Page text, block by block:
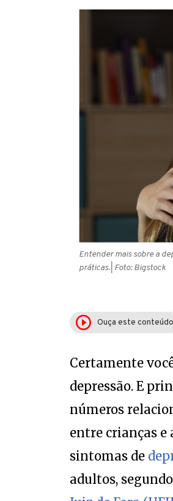
Entender mais sobre a
práticas.| Foto: Bigstock
Ouça este conteúdo
Certamente
depressão. E
números
entre crianças e
sintomas de
adultos,